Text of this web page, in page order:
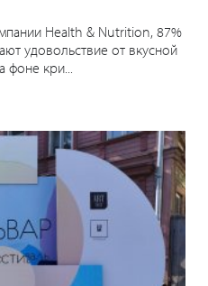
Health & Nutrition, 87%
удовольствие от вкусной
фоне кри...